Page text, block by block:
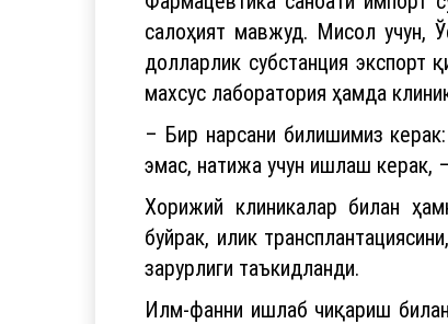
долларлик субстанция экспорт
махсус лаборатория ҳамда
– Бир нарсани билишимиз
эмас, натижа учун ишлаш
Хорижий клиникалар билан
буйрак, илик
зарурлиги таъкидланди.
Илм-фанни ишлаб чиқариш билан
таълим муассасалари, илмий-